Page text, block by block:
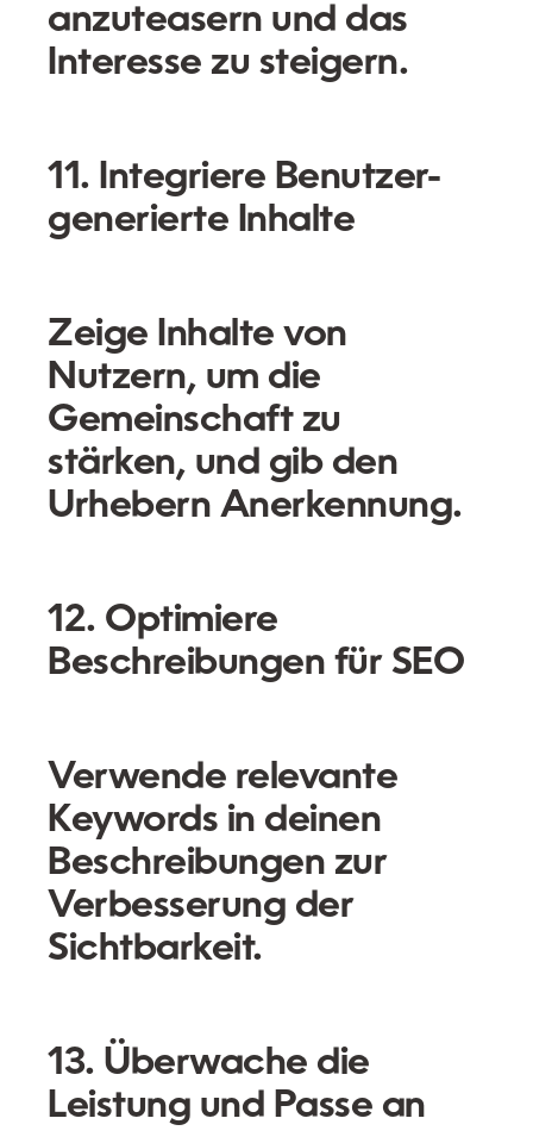
anzuteasern und das
Interesse zu steigern.
11. Integriere Benutzer-
generierte Inhalte
Zeige Inhalte von
Nutzern, um die
Gemeinschaft zu
stärken, und gib den
Urhebern Anerkennung.
12. Optimiere
Beschreibungen für SEO
Verwende relevante
Keywords in deinen
Beschreibungen zur
Verbesserung der
Sichtbarkeit.
13. Überwache die
Leistung und Passe an